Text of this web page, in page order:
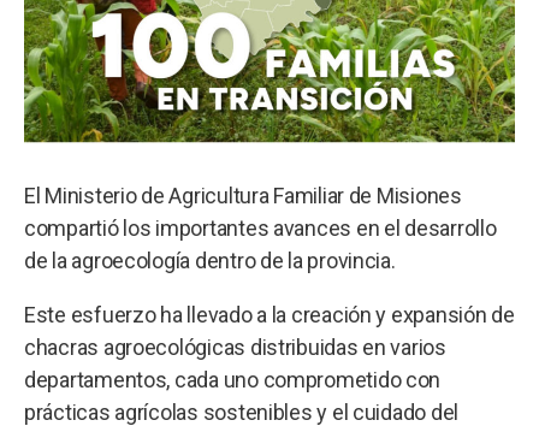
El Ministerio de Agricultura Familiar de Misiones
compartió los importantes avances en el desarrollo
de la agroecología dentro de la provincia.
Este esfuerzo ha llevado a la creación y expansión de
chacras agroecológicas distribuidas en varios
departamentos, cada uno comprometido con
prácticas agrícolas sostenibles y el cuidado del